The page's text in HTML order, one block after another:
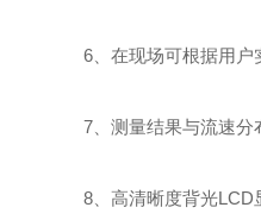
6、在现场可根据用户
7、测量结果与流速分布
8、高清晰度背光LCD显